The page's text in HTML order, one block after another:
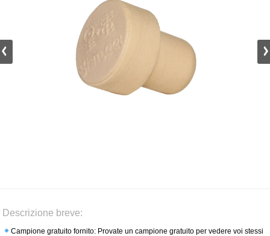
Descrizione breve:
Campione gratuito fornito: Provate un campione gratuito per vedere voi stessi